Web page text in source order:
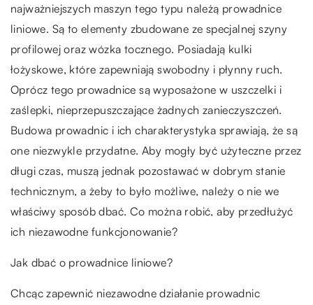
najważniejszych maszyn tego typu należą prowadnice
liniowe. Są to elementy zbudowane ze specjalnej szyny
profilowej oraz wózka tocznego. Posiadają kulki
łożyskowe, które zapewniają swobodny i płynny ruch.
Oprócz tego prowadnice są wyposażone w uszczelki i
zaślepki, nieprzepuszczające żadnych zanieczyszczeń.
Budowa prowadnic i ich charakterystyka sprawiają, że są
one niezwykle przydatne. Aby mogły być użyteczne przez
długi czas, muszą jednak pozostawać w dobrym stanie
technicznym, a żeby to było możliwe, należy o nie we
właściwy sposób dbać. Co można robić, aby przedłużyć
ich niezawodne funkcjonowanie?
Jak dbać o prowadnice liniowe?
Chcąc zapewnić niezawodne działanie prowadnic